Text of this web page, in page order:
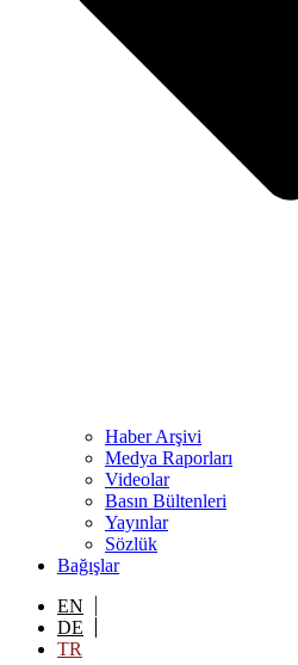
Haber Arşivi
Medya Raporları
Videolar
Basın Bültenleri
Yayınlar
Sözlük
Bağışlar
EN
DE
TR